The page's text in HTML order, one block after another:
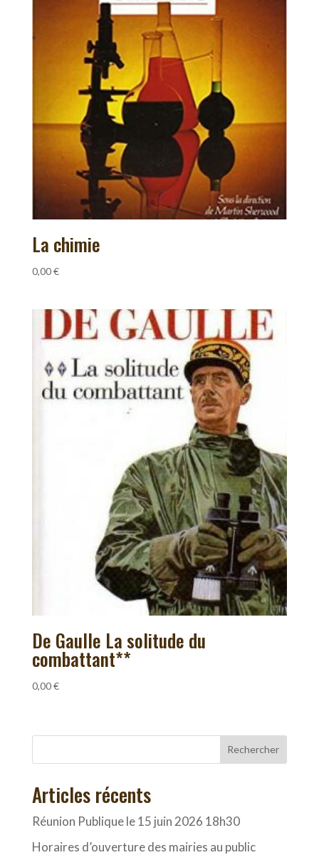
La chimie
0,00€
De Gaulle La solitude du
combattant**
0,00€
Rechercher
Articles récents
Réunion Publique le 15 juin 2026 18h30
Horaires d’ouverture des mairies au public